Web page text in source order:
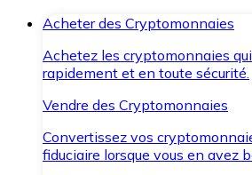
Acheter des Cryptomonnaies
Achetez les cryptomonnaies
rapidement et en toute sécurité.
Vendre des Cryptomonnaies
Convertissez vos
fiduciaire lorsque vous en avez